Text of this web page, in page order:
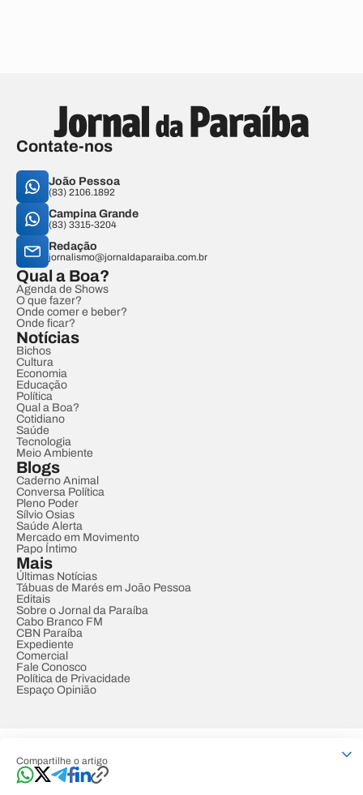
Compartilhe o artigo
Contate-nos
João Pessoa
(83) 2106.1892
Campina Grande
(83) 3315-3204
Redação
jornalismo@jornaldaparaiba.com.br
Qual a Boa?
Agenda de Shows
O que fazer?
Onde comer e beber?
Onde ficar?
Notícias
Bichos
Cultura
Economia
Educação
Política
Qual a Boa?
Cotidiano
Saúde
Tecnologia
Meio Ambiente
Blogs
Caderno Animal
Conversa Política
Pleno Poder
Sílvio Osias
Saúde Alerta
Mercado em Movimento
Papo Íntimo
Mais
Últimas Notícias
Tábuas de Marés em João Pessoa
Editais
Sobre o Jornal da Paraíba
Cabo Branco FM
CBN Paraíba
Expediente
Comercial
Fale Conosco
Política de Privacidade
Espaço Opinião
Developed by Designed by